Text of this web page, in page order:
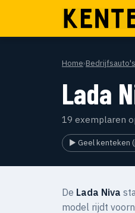
Home›Bedrijfsauto's
Lada
19 exemplaren
▶ Geel kenteken
De Lada Niva
model rijdt